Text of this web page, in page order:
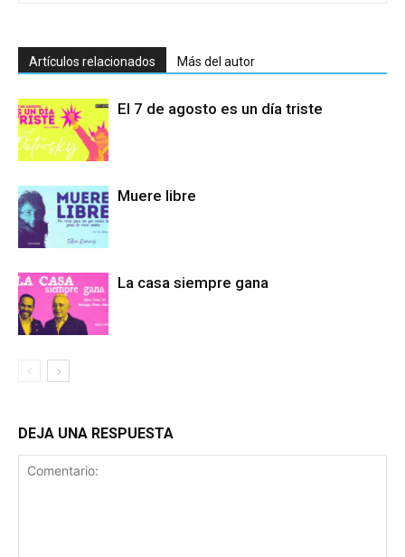
Artículos relacionados Más del autor
El 7 de agosto es un día triste
Muere libre
La casa siempre gana
DEJA UNA RESPUESTA